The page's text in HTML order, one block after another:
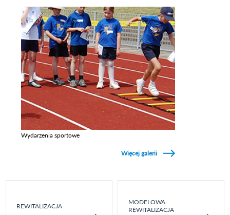
Wydarzenia sportowe
Więcej galerii
REWITALIZACJA
MODELOWA
REWITALIZACJA